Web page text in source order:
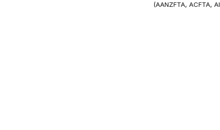
(AANZFTA, ACFTA,